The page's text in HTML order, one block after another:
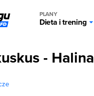
PLANY
Dieta i trening
- Halina